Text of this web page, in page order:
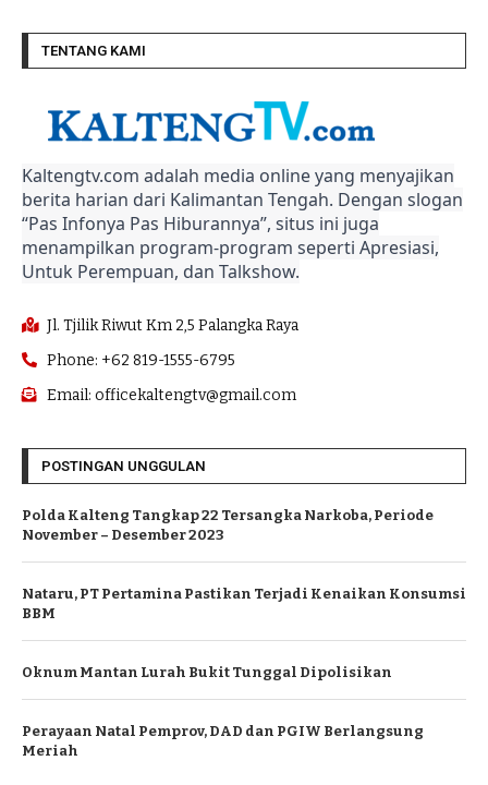
TENTANG KAMI
Kaltengtv.com adalah media online yang menyajikan
berita harian dari Kalimantan Tengah. Dengan slogan
“Pas Infonya Pas Hiburannya”, situs ini juga
menampilkan program-program seperti Apresiasi,
Untuk Perempuan, dan Talkshow.
Jl. Tjilik Riwut Km 2,5 Palangka Raya
Phone: +62 819-1555-6795
Email: officekaltengtv@gmail.com
POSTINGAN UNGGULAN
Polda Kalteng Tangkap 22 Tersangka Narkoba, Periode
November – Desember 2023
Nataru, PT Pertamina Pastikan Terjadi Kenaikan Konsumsi
BBM
Oknum Mantan Lurah Bukit Tunggal Dipolisikan
Perayaan Natal Pemprov, DAD dan PGIW Berlangsung
Meriah